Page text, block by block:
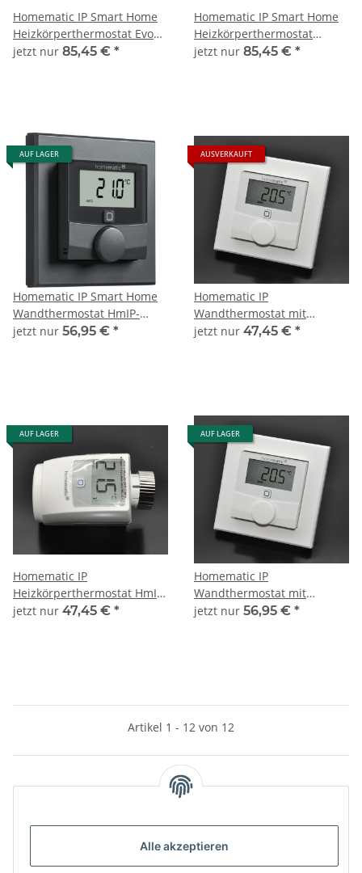
Alle akzeptieren
Homematic IP Smart Home
Heizkörperthermostat Evo
HmIP-eTRV-E-S silber
jetzt nur 85,45 € *
Homematic IP Smart Home
Heizkörperthermostat
kompakt plus HmIP-eTRV-CL
jetzt nur 85,45 € *
AUF LAGER
Homematic IP Smart Home
Wandthermostat HmIP-
WTH-A mit
jetzt nur 56,95 € *
AUSVERKAUFT
Homematic IP
Wandthermostat mit
Luftfeuchtigkeitssensor
jetzt nur 47,45 € *
AUF LAGER
Homematic IP
Heizkörperthermostat HmIP-
eTRV-2
jetzt nur 47,45 € *
AUF LAGER
Homematic IP
Wandthermostat mit
Luftfeuchtigkeitssensor
jetzt nur 56,95 € *
Artikel 1 - 12 von 12